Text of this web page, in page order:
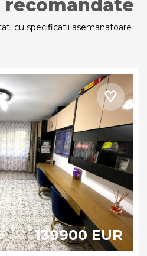
cu specificatii asemanatoare
139900 EUR